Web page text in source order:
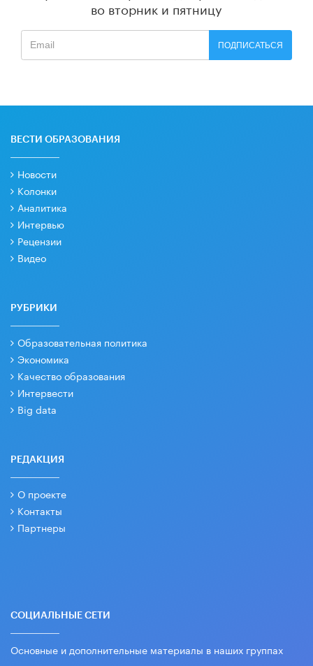
во вторник и пятницу
ПОДПИСАТЬСЯ
ВЕСТИ ОБРАЗОВАНИЯ
Новости
Колонки
Аналитика
Интервью
Рецензии
Видео
РУБРИКИ
Образовательная политика
Экономика
Качество образования
Интервести
Big data
РЕДАКЦИЯ
О проекте
Контакты
Партнеры
СОЦИАЛЬНЫЕ СЕТИ
Основные и дополнительные материалы в наших группах